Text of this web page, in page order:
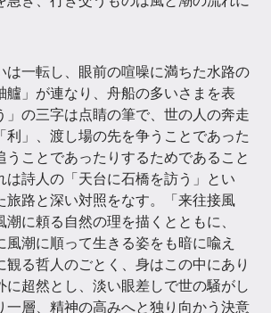
は一転し、眼前の喧噪に満ちた水路の
艫」が連なり、舟船の多いさまを表
」の三字は点睛の筆で、世の人の奔走
利」、渡し場の先を争うことであった
うことであったりするためであること
は詩人の「天台に石橋を訪う」とい
旅路と深い対照をなす。「来往接風
に頼る自然の理を描くとともに、
風潮に順って生きる姿をも暗に喩え
観る哲人のごとく、身はこの中にあり
に超然とし、淡い眼差しで世の騒がし
一層、精神の高みへと独り向かう決意